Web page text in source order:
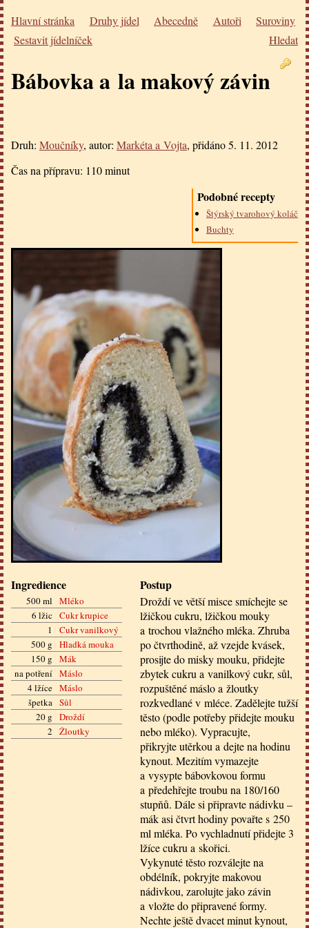
Hlavní stránka Druhy jídel Abecedně Autoři
Suroviny
Sestavit jídelníček
Hledat
Bábovka a la makový závin
Druh: Moučníky, autor: Markéta a Vojta, přidáno5. 11. 2012
Čas na přípravu: 110 minut
Podobné recepty
Štýrský tvarohový koláč
Buchty
Ingredience
500 ml
Mléko
6 lžic Cukr krupice
1
Cukr vanilkový
500 g
Hladká mouka
150 g
Mák
na potření Máslo
4 lžíce Máslo
špetka Sůl
20 g
Droždí
2
Žloutky
Postup
Droždí ve větší misce smíchejte se
lžičkou cukru, lžičkou mouky
a trochou vlažného mléka. Zhruba
po čtvrthodině, až vzejde kvásek,
prosijte do misky mouku, přidejte
zbytek cukru a vanilkový cukr, sůl,
rozpuštěné máslo a žloutky
rozkvedlané v mléce. Zadělejte tužší
těsto (podle potřeby přidejte mouku
nebo mléko). Vypracujte,
přikryjte utěrkou a dejte na hodinu
kynout. Mezitím vymazejte
a vysypte bábovkovou formu
a předehřejte troubu na 180/160
stupňů. Dále si připravte nádivku –
mák asi čtvrt hodiny povařte s 250
ml mléka. Po vychladnutí přidejte 3
lžíce cukru a skořici.
Vykynuté těsto rozválejte na
obdélník, pokryjte makovou
nádivkou, zarolujte jako závin
a vložte do připravené formy.
Nechte ještě dvacet minut kynout,